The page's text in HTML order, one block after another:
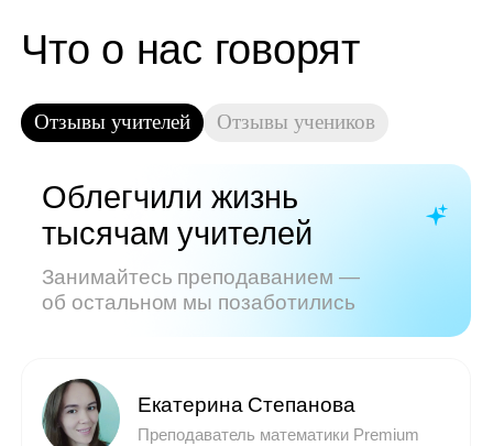
Показать все отзывы
Часто задаваемые
вопросы